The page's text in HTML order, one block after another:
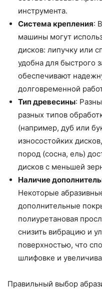
инструмента.
Система крепления:
машины могут
дисков: липучку или
удобна для быстрого
обеспечивают
долговременной
Тип древесины:
разных типов
(например, дуб или
износостойких
пород (сосна, ель)
дисков с меньшей
Наличие
Некоторые
дополнительные
полиуретановая
снизить вибрацию и
поверхностью, что
шлифовке и
Правильный выбор